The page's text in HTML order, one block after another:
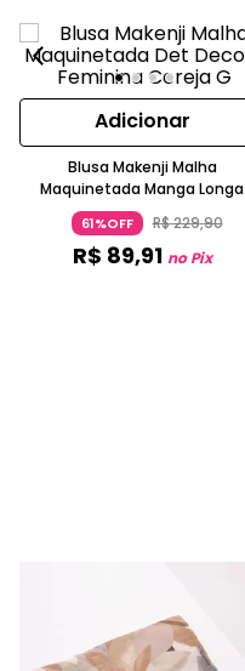
Adicionar
Blusa Makenji Malha
Maquinetada Manga Longa
Vinho
61%OFF R$229,90
R$ 89,91 no Pix